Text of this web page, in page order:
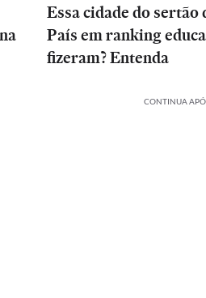
Essa cidade do sertão
País em ranking
fizeram? Entenda
CONTINUA